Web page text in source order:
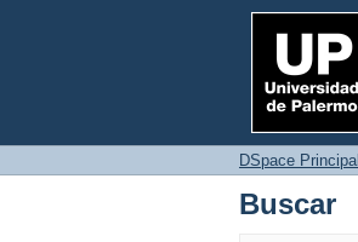
Buscar
DSpace Principal
Buscar